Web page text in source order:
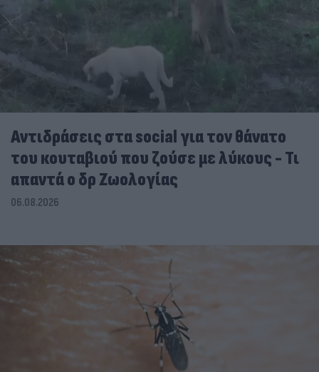
Αντιδράσεις στα social για τον θάνατο
του κουταβιού που ζούσε με λύκους - Τι
απαντά ο δρ Ζωολογίας
06.08.2026